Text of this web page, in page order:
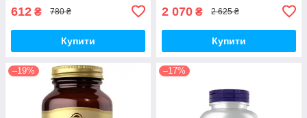
612 ₴ 780 ₴
Купити
2 070 ₴ 2 625 ₴
Купити
–19% –17%